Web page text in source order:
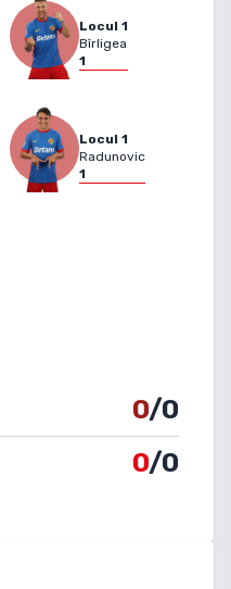
Locul 1
Bîrligea
1
Locul 1
Radunovic
1
0/0
0/0